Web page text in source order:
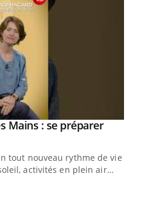
Mains : se préparer
tout nouveau rythme de vie !
activités en plein air…